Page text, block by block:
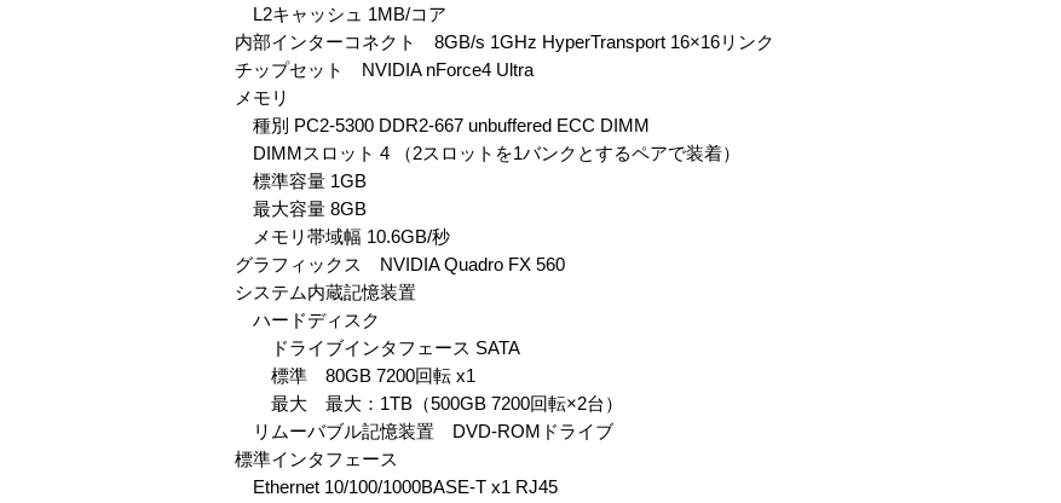
L2キャッシュ 1MB/コア
内部インターコネクト 8GB/s 1GHz HyperTransport 16×16リンク
チップセット NVIDIA nForce4 Ultra
メモリ
種別 PC2-5300 DDR2-667 unbuffered ECC DIMM
DIMMスロット 4 （2スロットを1バンクとするペアで装着）
標準容量 1GB
最大容量 8GB
メモリ帯域幅 10.6GB/秒
グラフィックス NVIDIA Quadro FX 560
システム内蔵記憶装置
ハードディスク
ドライブインタフェース SATA
標準 80GB 7200回転 x1
最大 最大：1TB（500GB 7200回転×2台）
リムーバブル記憶装置 DVD-ROMドライブ
標準インタフェース
Ethernet 10/100/1000BASE-T x1 RJ45